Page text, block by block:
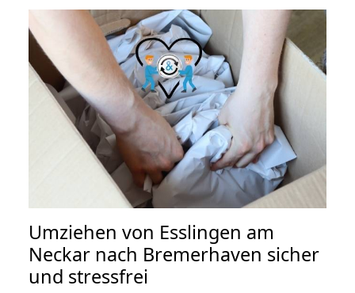
Umziehen von Esslingen am
Neckar nach Bremerhaven sicher
und stressfrei